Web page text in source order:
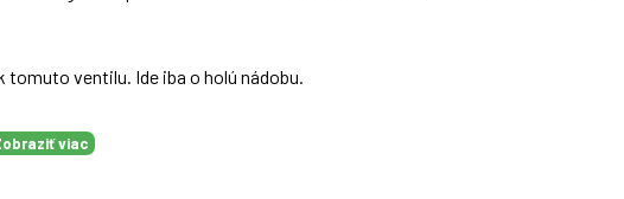
ventilu. Ide iba o holú nádobu.